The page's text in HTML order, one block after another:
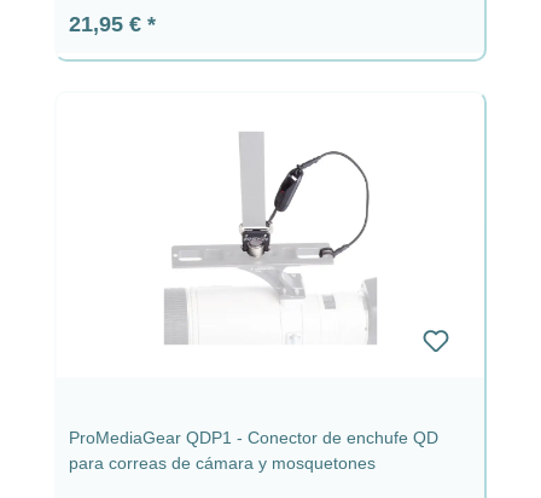
Precio normal:
21,95 €
ProMediaGear QDP1 - Conector de enchufe QD
para correas de cámara y mosquetones